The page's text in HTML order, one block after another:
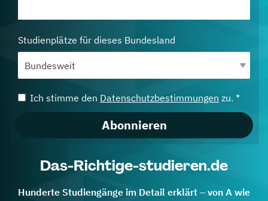
Studienplätze für dieses Bundesland
Ich stimme den Datenschutzbestimmungen zu. *
Abonnieren
Das-Richtige-studieren.de
Hunderte Studiengänge im Detail erklärt – von A wie